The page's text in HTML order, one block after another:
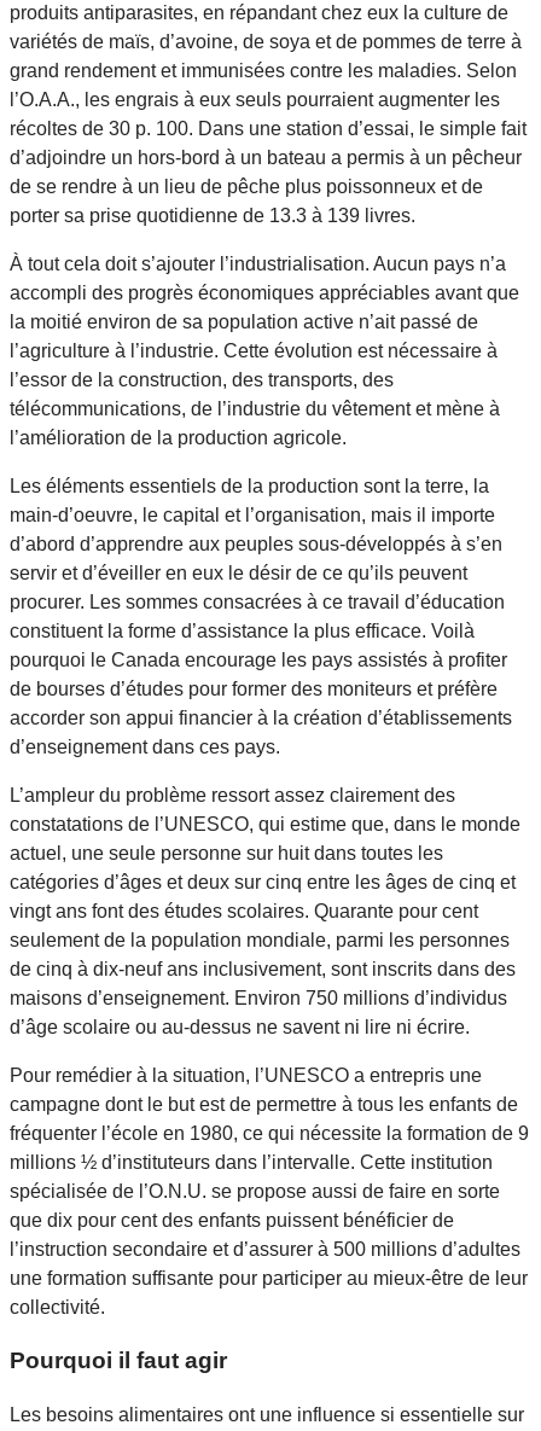
produits antiparasites, en répandant chez eux la culture de
variétés de maïs, d’avoine, de soya et de pommes de terre à
grand rendement et immunisées contre les maladies. Selon
l’O.A.A., les engrais à eux seuls pourraient augmenter les
récoltes de 30 p. 100. Dans une station d’essai, le simple fait
d’adjoindre un hors-bord à un bateau a permis à un pêcheur
de se rendre à un lieu de pêche plus poissonneux et de
porter sa prise quotidienne de 13.3 à 139 livres.
À tout cela doit s’ajouter l’industrialisation. Aucun pays n’a
accompli des progrès économiques appréciables avant que
la moitié environ de sa population active n’ait passé de
l’agriculture à l’industrie. Cette évolution est nécessaire à
l’essor de la construction, des transports, des
télécommunications, de l’industrie du vêtement et mène à
l’amélioration de la production agricole.
Les éléments essentiels de la production sont la terre, la
main-d’oeuvre, le capital et l’organisation, mais il importe
d’abord d’apprendre aux peuples sous-développés à s’en
servir et d’éveiller en eux le désir de ce qu’ils peuvent
procurer. Les sommes consacrées à ce travail d’éducation
constituent la forme d’assistance la plus efficace. Voilà
pourquoi le Canada encourage les pays assistés à profiter
de bourses d’études pour former des moniteurs et préfère
accorder son appui financier à la création d’établissements
d’enseignement dans ces pays.
L’ampleur du problème ressort assez clairement des
constatations de l’UNESCO, qui estime que, dans le monde
actuel, une seule personne sur huit dans toutes les
catégories d’âges et deux sur cinq entre les âges de cinq et
vingt ans font des études scolaires. Quarante pour cent
seulement de la population mondiale, parmi les personnes
de cinq à dix-neuf ans inclusivement, sont inscrits dans des
maisons d’enseignement. Environ 750 millions d’individus
d’âge scolaire ou au-dessus ne savent ni lire ni écrire.
Pour remédier à la situation, l’UNESCO a entrepris une
campagne dont le but est de permettre à tous les enfants de
fréquenter l’école en 1980, ce qui nécessite la formation de 9
millions ½ d’instituteurs dans l’intervalle. Cette institution
spécialisée de l’O.N.U. se propose aussi de faire en sorte
que dix pour cent des enfants puissent bénéficier de
l’instruction secondaire et d’assurer à 500 millions d’adultes
une formation suffisante pour participer au mieux-être de leur
collectivité.
Pourquoi il faut agir
Les besoins alimentaires ont une influence si essentielle sur